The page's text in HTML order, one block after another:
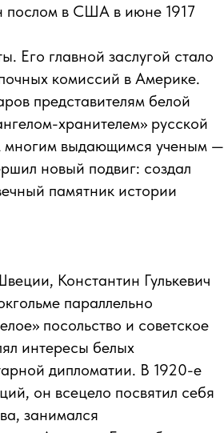
послом в США в июне 1917
Его главной заслугой стало
комиссий в Америке.
представителям белой
хранителем» русской
многим выдающимся ученым —
новый подвиг: создал
памятник истории
Константин Гулькевич
параллельно
посольство и советское
интересы белых
дипломатии. В 1920-е
он всецело посвятил себя
занимался